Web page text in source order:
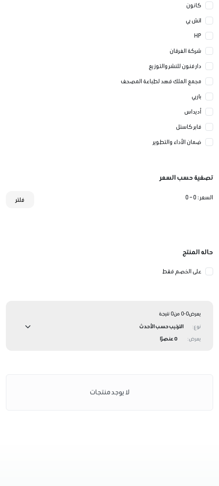
كانون
اتش بي
HP
شركة الفرقان
دار فنون للنشر والتوزيع
مجمع الملك فهد لطباعة المصحف
باربي
أديداس
فابر كاستل
ضمان الأداء والتطوير
تصفية حسب السعر
السعر : 0 – 0 فلتر
حاله المنتج
على الخصم فقط
يعرض0-0 من0 نتيجة
نوع:
يعرض:
0 عنصرًا
لا يوجد منتجات